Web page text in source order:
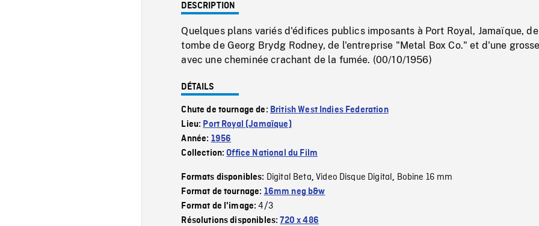
DESCRIPTION
Quelques plans variés d'édifices publics imposants à Port Royal, Jamaïque,
tombe de Georg Brydg Rodney, de l'entreprise "Metal Box Co." et d'une
avec une cheminée crachant de la fumée. (00/10/1956)
DÉTAILS
Chute de tournage de: British West Indies Federation
Lieu: Port Royal (Jamaïque)
Année: 1956
Collection:Office National du Film
Formats disponibles: Digital Beta,Video Disque Digital, Bobine 16 mm
Format de tournage: 16mm neg b&w
Format de l'image:4/3
Résolutions disponibles:720 x 486